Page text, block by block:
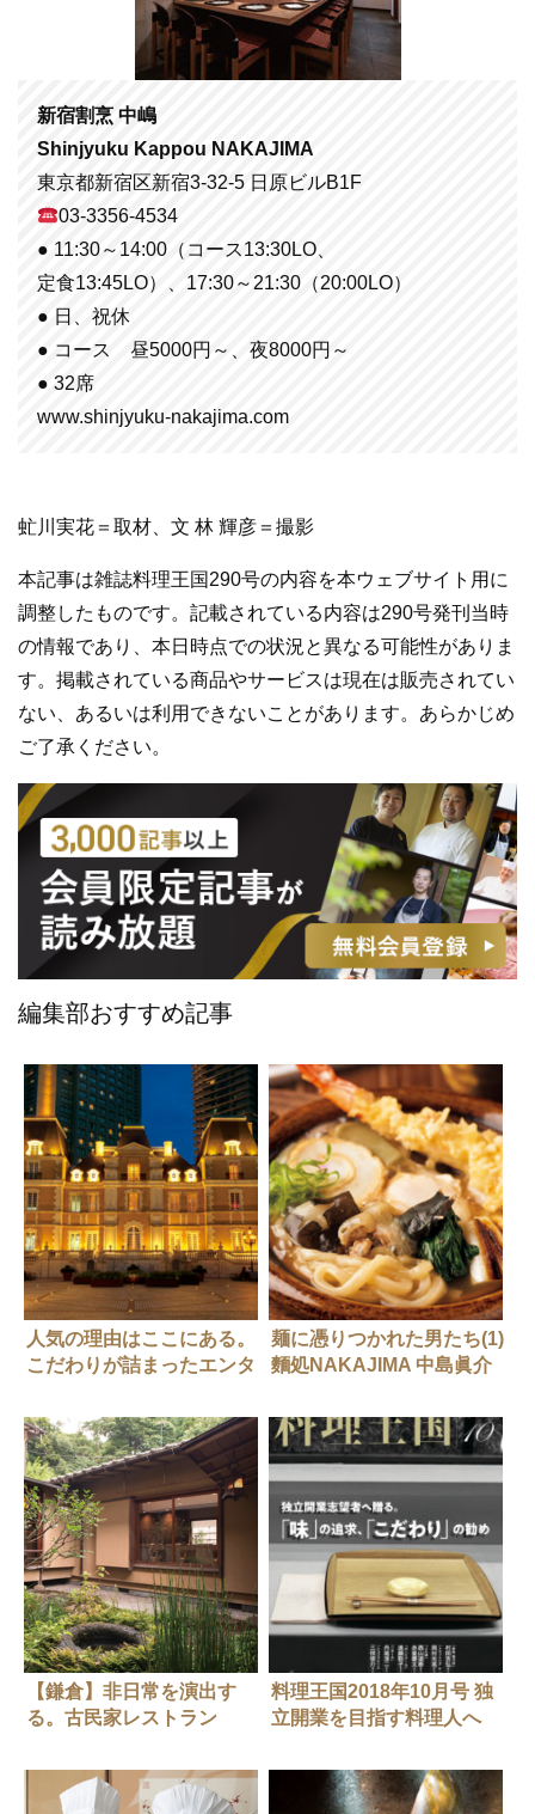
新宿割烹 中嶋
Shinjyuku Kappou NAKAJIMA
東京都新宿区新宿3-32-5 日原ビルB1F
03-3356-4534
● 11:30～14:00（コース13:30LO、
定食13:45LO）、17:30～21:30（20:00LO）
● 日、祝休
● コース 昼5000円～、夜8000円～
● 32席
www.shinjyuku-nakajima.com
虻川実花＝取材、文 林 輝彦＝撮影
本記事は雑誌料理王国290号の内容を本ウェブサイト用に
調整したものです。記載されている内容は290号発刊当時
の情報であり、本日時点での状況と異なる可能性がありま
す。掲載されている商品やサービスは現在は販売されてい
ない、あるいは利用できないことがあります。あらかじめ
ご了承ください。
編集部おすすめ記事
人気の理由はここにある。
こだわりが詰まったエンタ
4選
麺に憑りつかれた男たち(1)
麵処NAKAJIMA 中島眞介
【鎌倉】非日常を演出す
る。古民家レストラン
料理王国2018年10月号 独
立開業を目指す料理人へ
探求のすすめ